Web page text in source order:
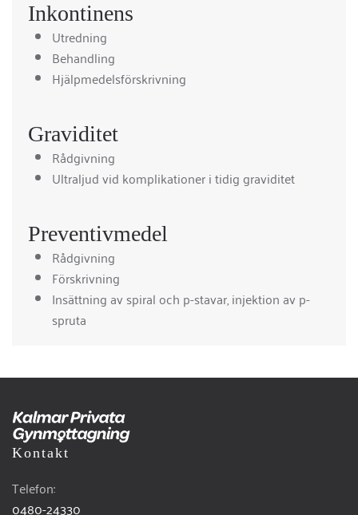
Inkontinens
Utredning
Behandling
Hjälpmedelsförskrivning
Graviditet
Rådgivning
Ultraljud vid komplikationer i tidig graviditet
Preventivmedel
Rådgivning
Förskrivning
Insättning av spiral och p-stavar, injektion av p-
spruta
Kontakt
Telefon:
0480-24330